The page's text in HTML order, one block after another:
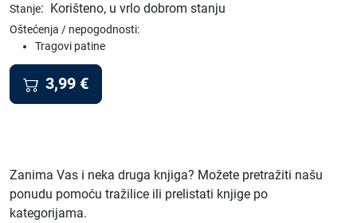
Stanje: Korišteno, u vrlo dobrom stanju
Oštećenja / nepogodnosti:
Tragovi patine
3,99 €
Zanima Vas i neka druga knjiga? Možete pretražiti našu
ponudu pomoću tražilice ili prelistati knjige po
kategorijama.